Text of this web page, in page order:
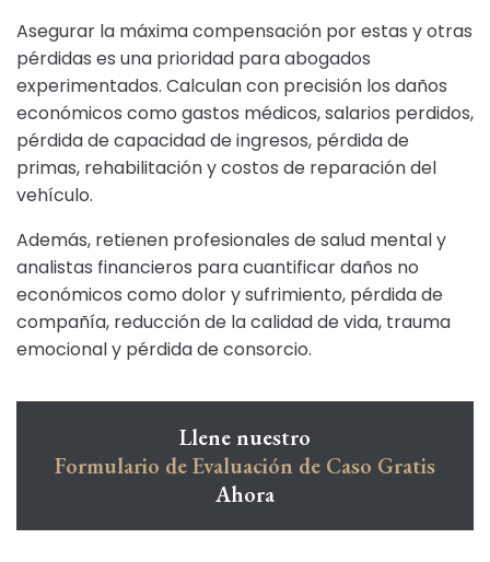
Asegurar la máxima compensación por estas y otras
pérdidas es una prioridad para abogados
experimentados. Calculan con precisión los daños
económicos como gastos médicos, salarios perdidos,
pérdida de capacidad de ingresos, pérdida de
primas, rehabilitación y costos de reparación del
vehículo.
Además, retienen profesionales de salud mental y
analistas financieros para cuantificar daños no
económicos como dolor y sufrimiento, pérdida de
compañía, reducción de la calidad de vida, trauma
emocional y pérdida de consorcio.
Llene nuestro
Formulario de Evaluación de Caso Gratis
Ahora